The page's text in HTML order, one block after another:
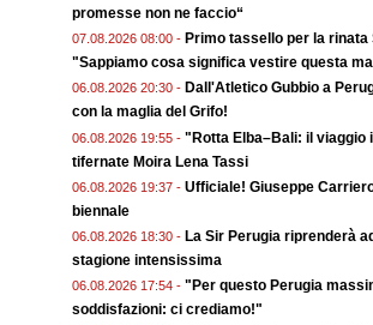
promesse non ne faccio“
07.08.2026 08:00 - Primo tassello per la
"Sappiamo cosa significa vestire questa
06.08.2026 20:30 - Dall'Atletico Gubbio a
con la maglia del Grifo!
06.08.2026 19:55 - "Rotta Elba–Bali: il
tifernate Moira Lena Tassi
06.08.2026 19:37 - Ufficiale! Giuseppe
biennale
06.08.2026 18:30 - La Sir Perugia riprenderà
stagione intensissima
06.08.2026 17:54 - "Per questo Perugia
soddisfazioni: ci crediamo!"